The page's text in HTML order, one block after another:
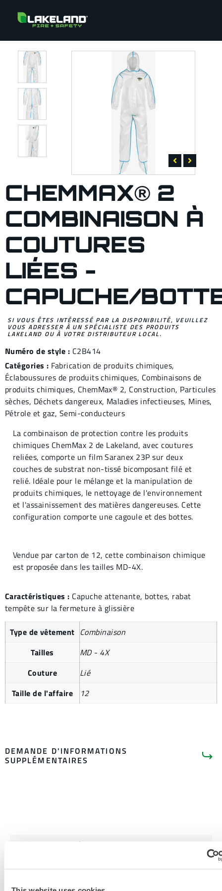
CHEMMAX® 2
COMBINAISON À
COUTURES
LIÉES -
CAPUCHE/
SI VOUS ÊTES INTÉRESSÉ PAR LA DISPONIBILITÉ, VEUILLEZ
VOUS ADRESSER À UN SPÉCIALISTE DES PRODUITS
LAKELAND OU À VOTRE DISTRIBUTEUR LOCAL.
Numéro de style : C2B414
Catégories : Fabrication de produits chimiques,
Éclaboussures de produitschimiques, Combinaisons de
produits chimiques, ChemMax® 2, Construction, Particules
sèches, Déchets dangereux, Maladies infectieuses, Mines,
Pétrole et gaz, Semi-conducteurs
La combinaison de protection contre les produits
chimiques ChemMax 2 de Lakeland, avec coutures
reliées, comporte un film Saranex 23P sur deux
couches de substrat non-tissé bicomposant filé et
relié. Idéale pour le mélange et la manipulation de
produits chimiques, le nettoyage de l'environnement
et l'assainissement des matières dangereuses. Cette
configuration comporte une cagoule et des bottes.
Vendue par carton de 12, cette combinaison chimique
est proposée dans les tailles MD-4X.
Caractéristiques : Capuche attenante, bottes, rabat
tempête sur la fermeture à glissière
Type de vêtement Combinaison
Tailles
MD - 4X
Couture
Lié
Taille de l'affaire
12
DEMANDE D'INFORMATIONS
SUPPLÉMENTAIRES
LITTÉRATURE SUR LES